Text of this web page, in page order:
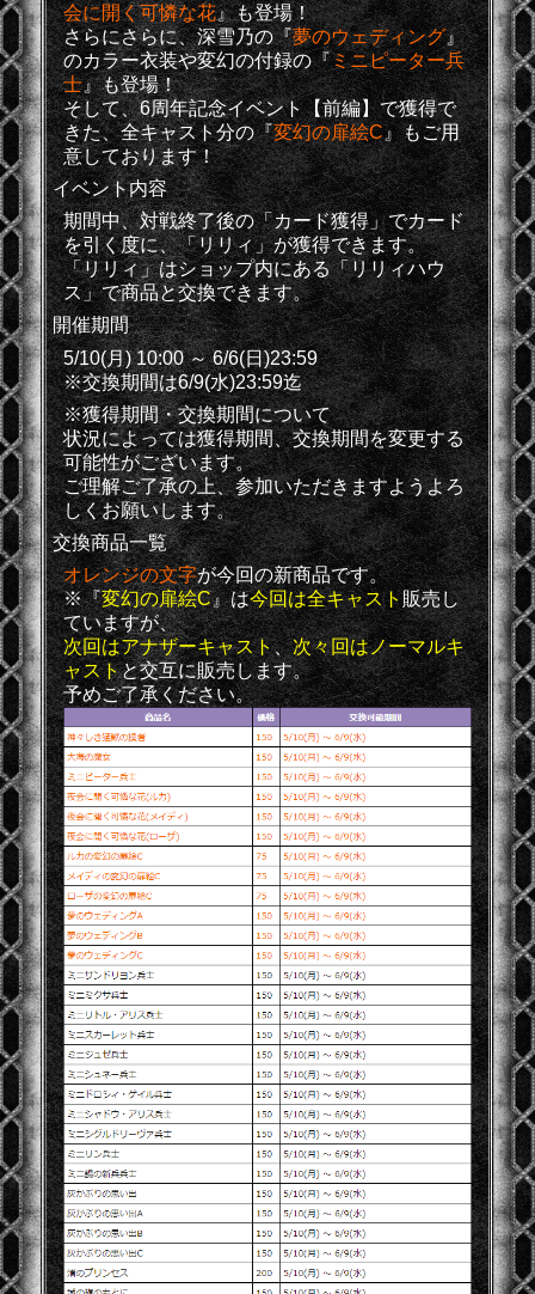
会に開く可憐な花』も登場！
さらにさらに、深雪乃の『夢のウェディング』
のカラー衣装や変幻の付録の『ミニピーター兵
士』も登場！
そして、6周年記念イベント【前編】で獲得で
きた、全キャスト分の『変幻の扉絵C』もご用
意しております！
イベント内容
期間中、対戦終了後の「カード獲得」でカード
を引く度に、「リリィ」が獲得できます。
「リリィ」はショップ内にある「リリィハウ
ス」で商品と交換できます。
開催期間
5/10(月) 10:00 ～ 6/6(日)23:59
※交換期間は6/9(水)23:59迄
※獲得期間・交換期間について
状況によっては獲得期間、交換期間を変更する
可能性がございます。
ご理解ご了承の上、参加いただきますようよろ
しくお願いします。
交換商品一覧
オレンジの文字が今回の新商品です。
※『変幻の扉絵C』は今回は全キャスト販売し
ていますが、
次回はアナザーキャスト、次々回はノーマルキ
ャストと交互に販売します。
予めご了承ください。